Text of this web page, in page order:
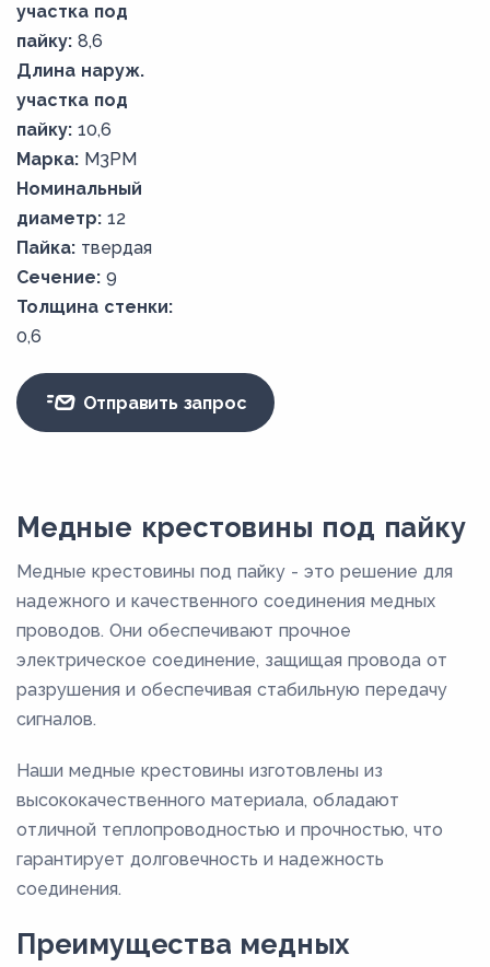
участка под
пайку: 8,6
Длина наруж.
участка под
пайку: 10,6
Марка: М3РМ
Номинальный
диаметр: 12
Пайка: твердая
Сечение: 9
Толщина стенки:
0,6
Отправить запрос
Медные крестовины под пайку
Медные крестовины под пайку - это решение для
надежного и качественного соединения медных
проводов. Они обеспечивают прочное
электрическое соединение, защищая провода от
разрушения и обеспечивая стабильную передачу
сигналов.
Наши медные крестовины изготовлены из
высококачественного материала, обладают
отличной теплопроводностью и прочностью, что
гарантирует долговечность и надежность
соединения.
Преимущества медных